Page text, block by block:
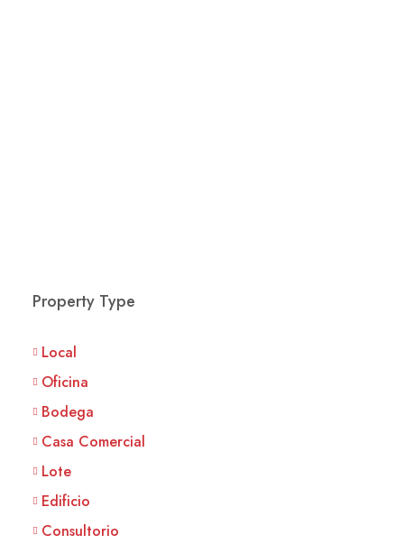
Property Type
Local
Oficina
Bodega
Casa Comercial
Lote
Edificio
Consultorio